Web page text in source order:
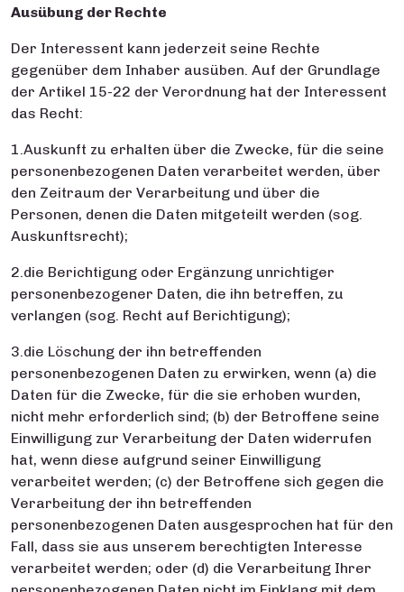
Ausübung der Rechte
Der Interessent kann jederzeit seine Rechte
gegenüber dem Inhaber ausüben. Auf der Grundlage
der Artikel 15-22 der Verordnung hat der Interessent
das Recht:
1.Auskunft zu erhalten über die Zwecke, für die seine
personenbezogenen Daten verarbeitet werden, über
den Zeitraum der Verarbeitung und über die
Personen, denen die Daten mitgeteilt werden (sog.
Auskunftsrecht);
2.die Berichtigung oder Ergänzung unrichtiger
personenbezogener Daten, die ihn betreffen, zu
verlangen (sog. Recht auf Berichtigung);
3.die Löschung der ihn betreffenden
personenbezogenen Daten zu erwirken, wenn (a) die
Daten für die Zwecke, für die sie erhoben wurden,
nicht mehr erforderlich sind; (b) der Betroffene seine
Einwilligung zur Verarbeitung der Daten widerrufen
hat, wenn diese aufgrund seiner Einwilligung
verarbeitet werden; (c) der Betroffene sich gegen die
Verarbeitung der ihn betreffenden
personenbezogenen Daten ausgesprochen hat für den
Fall, dass sie aus unserem berechtigten Interesse
verarbeitet werden; oder (d) die Verarbeitung Ihrer